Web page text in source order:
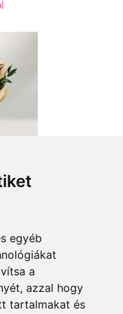
egyéb
a
azzal hogy
tartalmakat és
szezoncsokor